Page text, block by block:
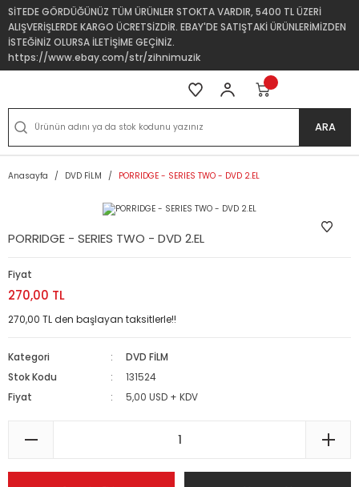
SİTEDE GÖRDÜĞÜNÜZ TÜM ÜRÜNLER STOKTA VARDIR, 5400 TL ÜZERİ
ALIŞVERİŞLERDE KARGO ÜCRETSİZDİR. EBAY'DE SATIŞTAKİ ÜRÜNLERİMİZDEN
İSTEĞİNİZ OLURSA İLETİŞİME GEÇİNİZ.
https://www.ebay.com/str/zihnimuzik
ARA
Anasayfa DVD FİLM PORRIDGE - SERIES TWO - DVD 2.EL
PORRIDGE - SERIES TWO - DVD 2.EL
Fiyat
270,00 TL
270,00 TL den başlayan taksitlerle!!
Kategori
DVD FİLM
Stok Kodu
131524
Fiyat
5,00 USD + KDV